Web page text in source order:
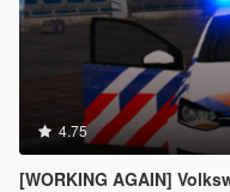
4.75
[WORKING AGAIN] Volkswagen Polo -